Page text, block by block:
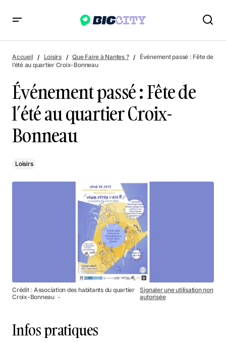
Événement passé : Fête de l’été au quartier Croix-Bonneau
Accueil Loisirs Que Faire à Nantes ?
Événement passé : Fête de
l’été au quartier Croix-Bonneau
Événement passé : Fête de
l’été au quartier Croix-
Bonneau
Loisirs
Crédit : Association des habitants du quartier
Croix-Bonneau －
Signaler une utilisation non
autorisée
Infos pratiques